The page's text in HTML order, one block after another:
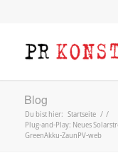
Blog
Du bist hier: Startseite / /
Plug-and-Play: Neues
GreenAkku-ZaunPV-web